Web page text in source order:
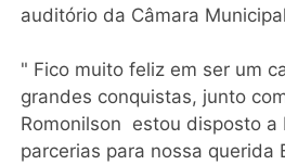
auditório da Câmara
​" Fico muito feliz em ser um
grandes conquistas, junto
Romonilson estou disposto a
parcerias para nossa querida